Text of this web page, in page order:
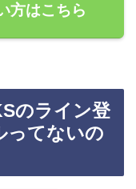
方はこちら
のライン登
ってないの